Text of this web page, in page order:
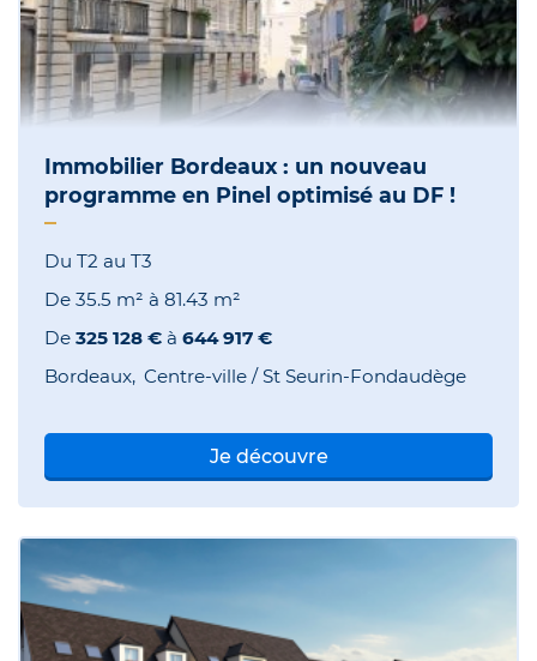
Immobilier Bordeaux : un nouveau
programme en Pinel optimisé au DF !
Du T2 au T3
De 35.5 m² à 81.43 m²
De 325 128 € à 644 917 €
Bordeaux Centre-ville / St Seurin-Fondaudège
Je découvre